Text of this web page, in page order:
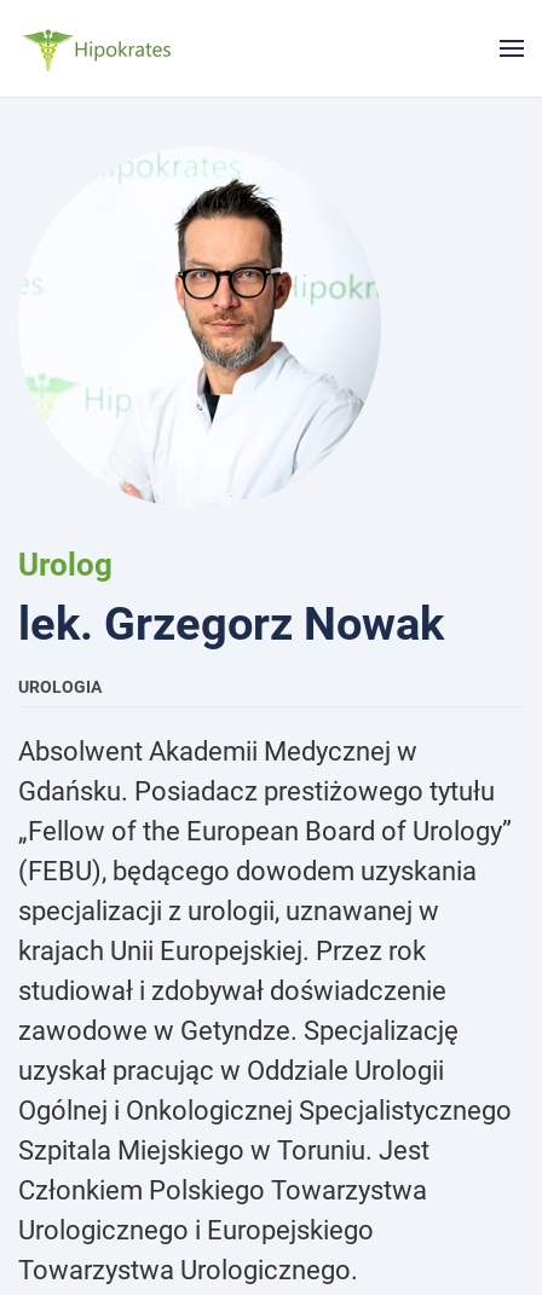
Urolog
lek. Grzegorz Nowak
UROLOGIA
Absolwent Akademii Medycznej w
Gdańsku. Posiadacz prestiżowego tytułu
„Fellow of the European Board of Urology”
(FEBU), będącego dowodem uzyskania
specjalizacji z urologii, uznawanej w
krajach Unii Europejskiej. Przez rok
studiował i zdobywał doświadczenie
zawodowe w Getyndze. Specjalizację
uzyskał pracując w Oddziale Urologii
Ogólnej i Onkologicznej Specjalistycznego
Szpitala Miejskiego w Toruniu. Jest
Członkiem Polskiego Towarzystwa
Urologicznego i Europejskiego
Towarzystwa Urologicznego.